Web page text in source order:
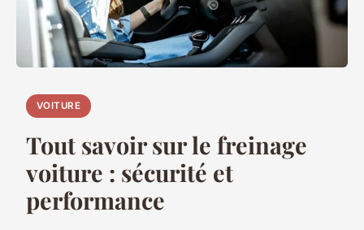
VOITURE
Tout savoir sur le freinage
voiture : sécurité et
performance